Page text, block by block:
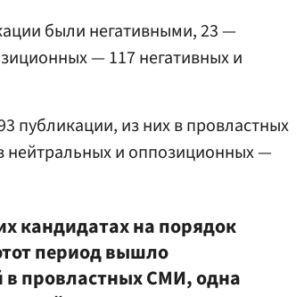
были негативными, 23 —
— 117 негативных и
публикации, из них в провластных
нейтральных и оппозиционных —
кандидатах на порядок
период вышло
в провластных СМИ, одна